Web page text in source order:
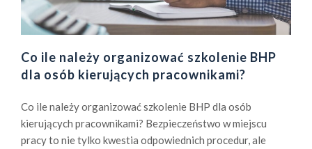
Co ile należy organizować szkolenie BHP
dla osób kierujących pracownikami?
Co ile należy organizować szkolenie BHP dla osób
kierujących pracownikami? Bezpieczeństwo w miejscu
pracy to nie tylko kwestia odpowiednich procedur, ale